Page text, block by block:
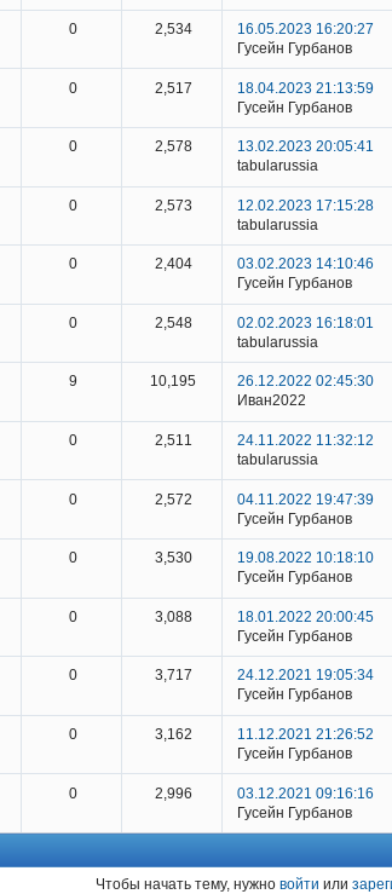
0 2,534
16.05.2023 16:20:27
Гусейн Гурбанов
0 2,517
18.04.2023 21:13:59
Гусейн Гурбанов
0 2,578
13.02.2023 20:05:41
tabularussia
0 2,573
12.02.2023 17:15:28
tabularussia
0 2,404
03.02.2023 14:10:46
Гусейн Гурбанов
0 2,548
02.02.2023 16:18:01
tabularussia
9 10,195
26.12.2022 02:45:30
Иван2022
0 2,511
24.11.2022 11:32:12
tabularussia
0 2,572
04.11.2022 19:47:39
Гусейн Гурбанов
0 3,530
19.08.2022 10:18:10
Гусейн Гурбанов
0 3,088
18.01.2022 20:00:45
Гусейн Гурбанов
0 3,717
24.12.2021 19:05:34
Гусейн Гурбанов
0 3,162
11.12.2021 21:26:52
Гусейн Гурбанов
0 2,996
03.12.2021 09:16:16
Гусейн Гурбанов
Чтобы начать тему, нужно войти или